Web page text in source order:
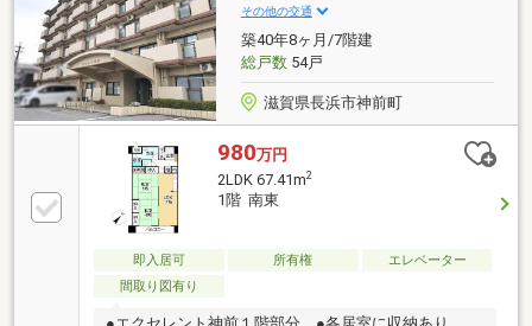
その他の交通
築40年8ヶ月/7階建
総戸数54戸
滋賀県長浜市神前町
980万円
2LDK 67.41m2
1階 南東
即入居可 所有権
エレベーター
間取り図有り